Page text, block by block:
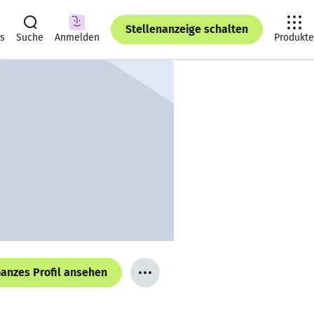
Suche Anmelden
Stellenanzeige schalten
Produkte
Profil ansehen